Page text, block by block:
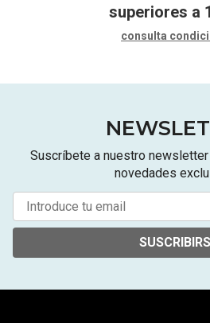
superiores a
consulta
Suscríbete a nuestro
novedades